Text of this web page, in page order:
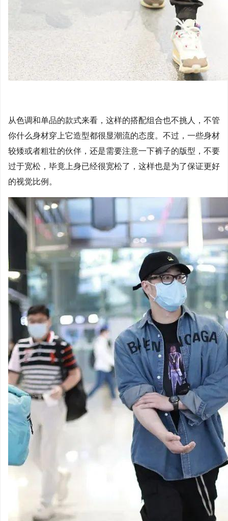
从色调和单品的款式来看，这样的搭配组合也不挑人，不管
你什么身材穿上它造型都很显潮流的态度。不过，一些身材
较矮或者粗壮的伙伴，还是需要注意一下裤子的版型，不要
过于宽松，毕竟上身已经很宽松了，这样也是为了保证更好
的视觉比例。